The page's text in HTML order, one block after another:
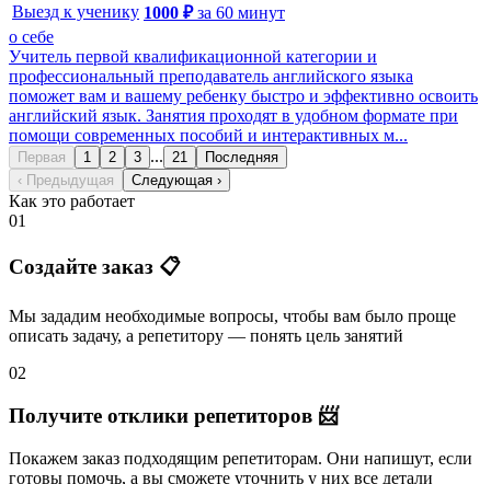
Выезд к ученику 1000 ₽ за 60 минут
о себе
Учитель первой квалификационной категории и
профессиональный преподаватель английского языка
поможет вам и вашему ребенку быстро и эффективно освоить
английский язык. Занятия проходят в удобном формате при
помощи современных пособий и интерактивных м...
Первая 1 2 3 ... 21
Последняя
‹ Предыдущая
Следующая ›
Как это работает
01
Создайте заказ 📋
Мы зададим необходимые вопросы, чтобы вам было проще
описать задачу, а репетитору — понять цель занятий
02
Получите отклики репетиторов 📨
Покажем заказ подходящим репетиторам. Они напишут, если
готовы помочь, а вы сможете уточнить у них все детали